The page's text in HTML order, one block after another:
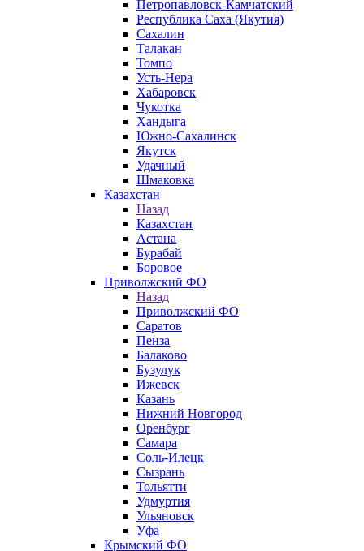
Петропавловск-Камчатский
Республика Саха (Якутия)
Сахалин
Талакан
Томпо
Усть-Нера
Хабаровск
Чукотка
Хандыга
Южно-Сахалинск
Якутск
Удачный
Шмаковка
Казахстан
Назад
Казахстан
Астана
Бурабай
Боровое
Приволжский ФО
Назад
Приволжский ФО
Саратов
Пенза
Балаково
Бузулук
Ижевск
Казань
Нижний Новгород
Оренбург
Самара
Соль-Илецк
Сызрань
Тольятти
Удмуртия
Ульяновск
Уфа
Крымский ФО